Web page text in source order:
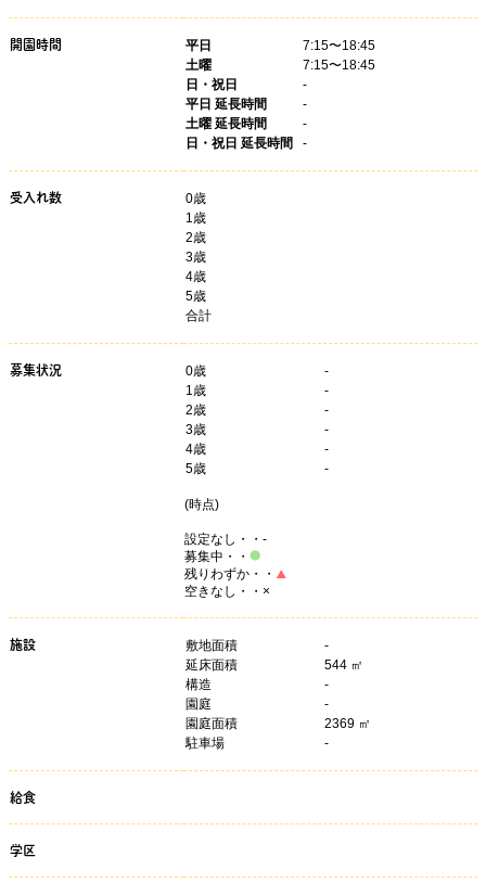
開園時間 平日
7:15〜18:45
土曜
7:15〜18:45
日・祝日
-
平日 延長時間
-
土曜 延長時間
-
日・祝日 延長時間
-
受入れ数
0歳
1歳
2歳
3歳
4歳
5歳
合計
募集状況 0歳
-
1歳
-
2歳
-
3歳
-
4歳
-
5歳 -
(時点)
設定なし・・-
募集中・・
残りわずか・・
空きなし・・×
施設 敷地面積
-
延床面積
544 ㎡
構造
-
園庭
-
園庭面積
2369 ㎡
駐車場
-
給食
学区